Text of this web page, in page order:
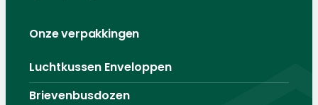
Onze verpakkingen
Luchtkussen Enveloppen
Brievenbusdozen